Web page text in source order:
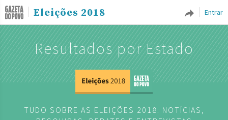
Entrar
Eleições 2018
Resultados por Estado
TUDO SOBRE AS ELEIÇÕES 2018: NOTÍCIAS,